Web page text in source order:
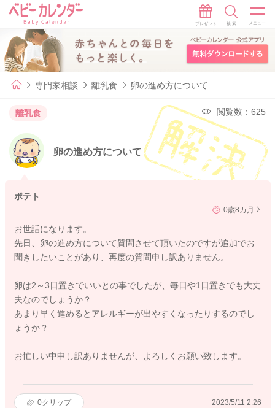
専門家相談 離乳食 卵の進め方について
離乳食 閲覧数：625
卵の進め方について
ポテト
0歳8カ月
お世話になります。
先日、卵の進め方について質問させて頂いたのですが追加でお
聞きしたいことがあり、再度の質問申し訳ありません。
卵は2～3日置きでいいとの事でしたが、毎日や1日置きでも大丈
夫なのでしょうか？
あまり早く進めるとアレルギーが出やすくなったりするのでし
ょうか？
お忙しい中申し訳ありませんが、よろしくお願い致します。
0クリップ 2023/5/11 2:26